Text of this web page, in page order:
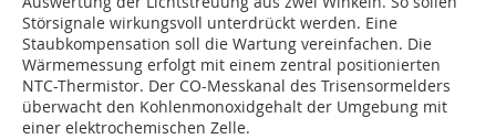
Störsignale wirkungsvoll unterdrückt werden. Eine
Staubkompensation soll die Wartung vereinfachen. Die
Wärmemessung erfolgt mit einem zentral positionierten
NTC-Thermistor. Der CO-Messkanal des Trisensormelders
überwacht den Kohlenmonoxidgehalt der Umgebung mit
einer elektrochemischen Zelle.